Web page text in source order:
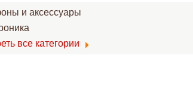
и аксессуары
все категории